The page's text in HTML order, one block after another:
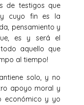
de testigos que
y cuyo fin es la
pensamiento y
es y será el
aquello que
al tiempo!
solo, y no
apoyo moral y
económico y yo